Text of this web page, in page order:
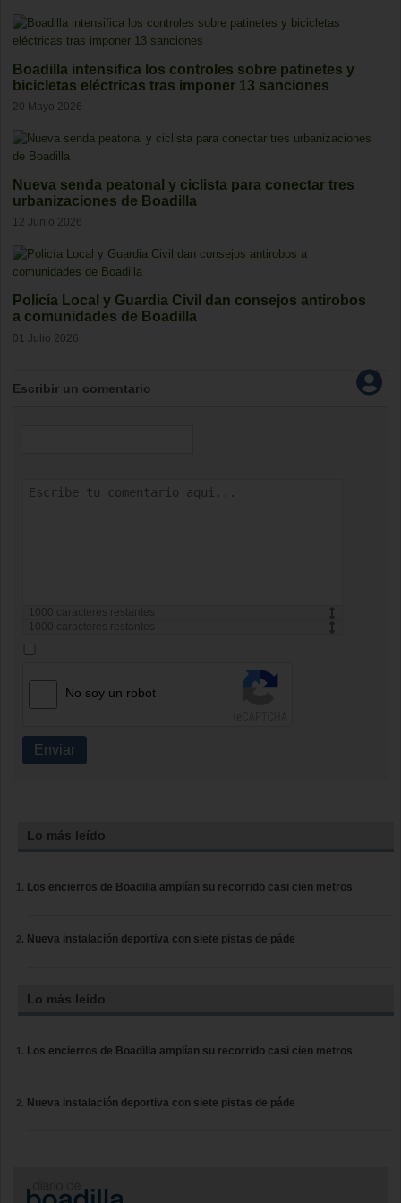
Boadilla intensifica los controles sobre patinetes y
bicicletas eléctricas tras imponer 13 sanciones
20 Mayo 2026
Nueva senda peatonal y ciclista para conectar tres
urbanizaciones de Boadilla
12 Junio 2026
Policía Local y Guardia Civil dan consejos antirobos
a comunidades de Boadilla
01 Julio 2026
Escribir un comentario
caracteres restantes
caracteres restantes
No soy un robot
Enviar
Lo más leído
Los encierros de Boadilla amplían su recorrido casi cien metros
Nueva instalación deportiva con siete pistas de páde
Lo más leído
Los encierros de Boadilla amplían su recorrido casi cien metros
Nueva instalación deportiva con siete pistas de páde